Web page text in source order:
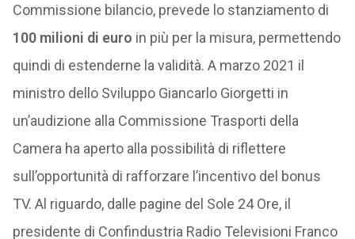
Commissione bilancio, prevede lo stanziamento di
100 milioni di euro in più per la misura, permettendo
quindi di estenderne la validità. A marzo 2021 il
ministro dello Sviluppo Giancarlo Giorgetti in
un’audizione alla Commissione Trasporti della
Camera ha aperto alla possibilità di riflettere
sull’opportunità di rafforzare l’incentivo del bonus
TV. Al riguardo, dalle pagine del Sole 24 Ore, il
presidente di Confindustria Radio Televisioni Franco